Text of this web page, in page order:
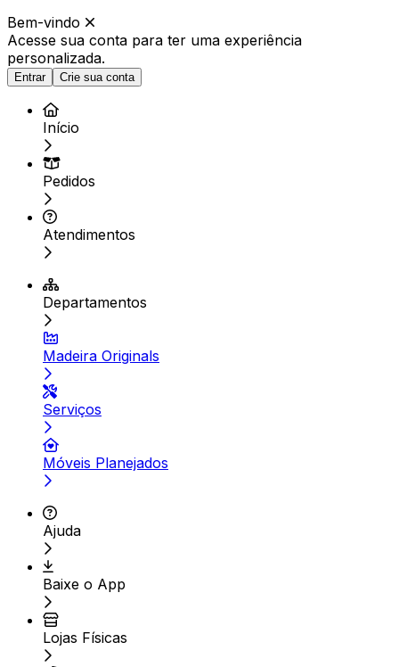
Bem-vindo
Acesse sua conta para ter uma experiência
personalizada.
Entrar Crie sua conta
Início
Pedidos
Atendimentos
Departamentos
Madeira Originals
Serviços
Móveis Planejados
Ajuda
Baixe o App
Lojas Físicas